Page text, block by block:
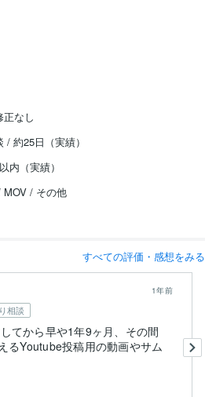
正なし
/ 約25日（実績）
内（実績）
MOV / その他
すべての評価・感想をみる
相談
1年前
てから早や1年9ヶ月、その間
るYoutube投稿用の動画やサム